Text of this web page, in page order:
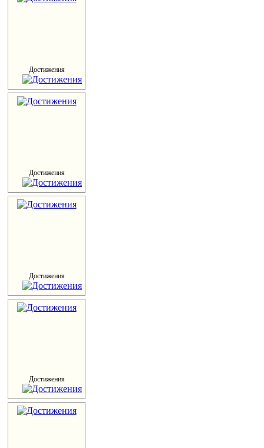
Достижения
Достижения
Достижения
Достижения